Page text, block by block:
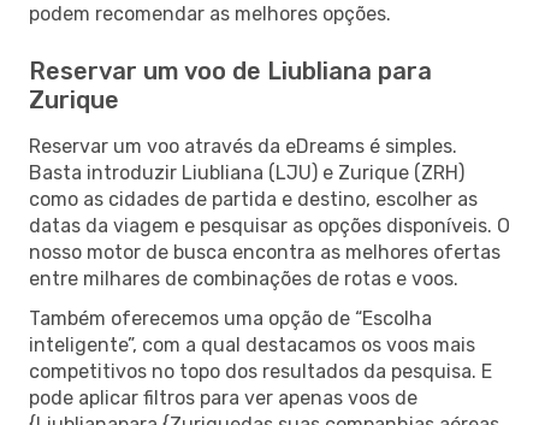
podem recomendar as melhores opções.
Reservar um voo de Liubliana para
Zurique
Reservar um voo através da eDreams é simples.
Basta introduzir Liubliana (LJU) e Zurique (ZRH)
como as cidades de partida e destino, escolher as
datas da viagem e pesquisar as opções disponíveis. O
nosso motor de busca encontra as melhores ofertas
entre milhares de combinações de rotas e voos.
Também oferecemos uma opção de “Escolha
inteligente”, com a qual destacamos os voos mais
competitivos no topo dos resultados da pesquisa. E
pode aplicar filtros para ver apenas voos de